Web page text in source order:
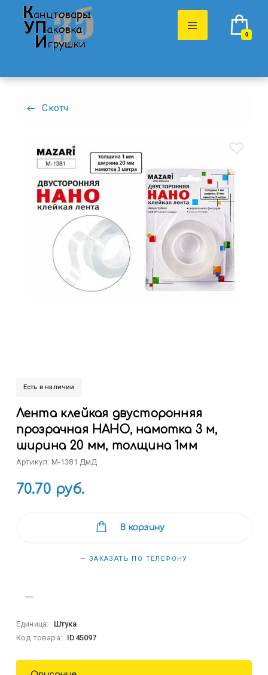
0
Скотч
Есть в наличии
Лента клейкая двусторонняя
прозрачная НАНО, намотка 3 м,
ширина 20 мм, толщина 1мм
Артикул: M-1381 ДмД
70.70 руб.
В корзину
— ЗАКАЗАТЬ ПО ТЕЛЕФОНУ
Единица:
Штука
Код товара:
ID45097